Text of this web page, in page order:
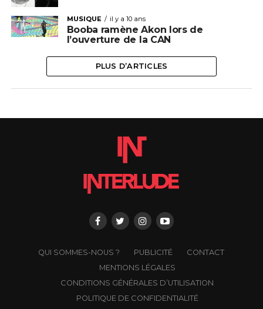
MUSIQUE il y a 10 ans
Booba ramène Akon lors de
l’ouverture de la CAN
PLUS D’ARTICLES
QUI SOMMES-NOUS ? PUBLICITÉ
CONTACT
MENTIONS LÉGALES
CONDITIONS GÉNÉRALES D’UTILISATION
POLITIQUE DE CONFIDENTIALITÉ